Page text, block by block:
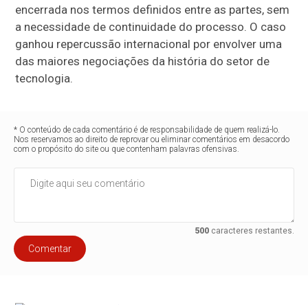
encerrada nos termos definidos entre as partes, sem
a necessidade de continuidade do processo. O caso
ganhou repercussão internacional por envolver uma
das maiores negociações da história do setor de
tecnologia.
* O conteúdo de cada comentário é de responsabilidade de quem realizá-lo.
Nos reservamos ao direito de reprovar ou eliminar comentários em desacordo
com o propósito do site ou que contenham palavras ofensivas.
500caracteres restantes.
Comentar